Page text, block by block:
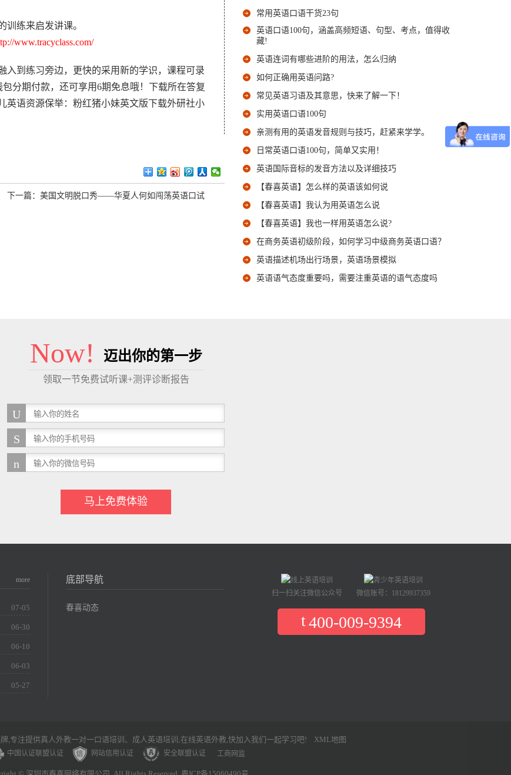
训练来启发讲课。
www.tracyclass.com/
入到练习旁边，更快的采用新的学识，课程可录
分期付款，还可享用6期免息哦！下载所在答复
英语资源保举：粉红猪小妹英文版下载外研社小
下一篇： 美国文明脱口秀——华夏人何如闯荡英语口试
常用英语口语干货23句
英语口语100句，涵盖高频短语、句型、考点，值得收
藏!
英语连词有哪些进阶的用法，怎么归纳
如何正确用英语问路?
常见英语习语及其意思，快来了解一下！
实用英语口语100句
亲测有用的英语发音规则与技巧，赶紧来学学。
日常英语口语100句，简单又实用！
英语国际音标的发音方法以及详细技巧
【春喜英语】怎么样的英语该如何说
【春喜英语】我认为用英语怎么说
【春喜英语】我也一样用英语怎么说?
在商务英语初级阶段，如何学习中级商务英语口语？
英语描述机场出行场景，英语场景模拟
英语语气态度重要吗，需要注重英语的语气态度吗
Now! 迈出你的第一步
领取一节免费试听课+测评诊断报告
马上免费体验
more
07-05
06-30
06-10
06-03
05-27
底部导航
春喜动态
扫一扫关注微信公众号 微信账号：18129937359
400-009-9394
,专注提供真人外教一对一口语培训、成人英语培训;在线英语外教,快加入我们一起学习吧! XML地图
中国认证联盟认证 网站信用认证 安全联盟认证 工商网监